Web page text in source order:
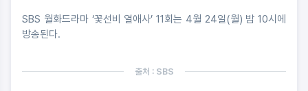
SBS 월화드라마 ‘꽃선비 열애사’ 11회는 4월 24일(월) 밤 10시에
방송된다.
출처 : SBS